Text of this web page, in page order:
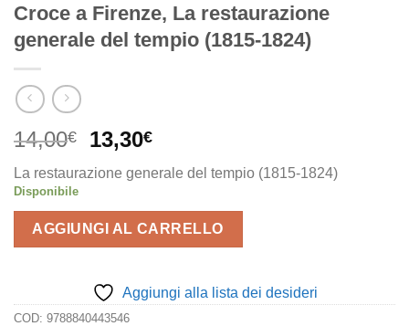
Croce a Firenze, La restaurazione
generale del tempio (1815-1824)
14,00€
Il
originale
14,00€.
13,30€Il
attuale
13,30€.
La restaurazione generale del tempio (1815-1824)
Disponibile
AGGIUNGI AL CARRELLO
Aggiungi alla lista dei desideri
COD: 9788840443546